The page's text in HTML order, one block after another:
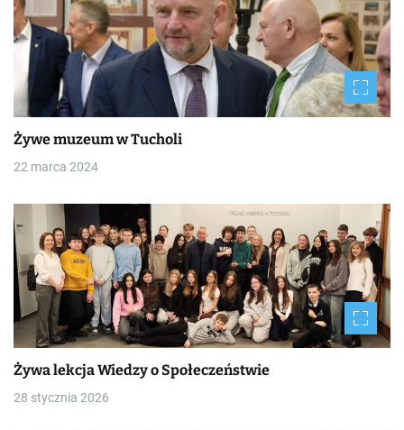
Żywe muzeum w Tucholi
22 marca 2024
Żywa lekcja Wiedzy o Społeczeństwie
28 stycznia 2026